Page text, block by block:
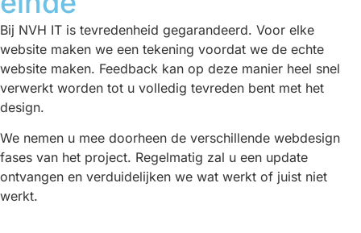
Bij NVH IT is tevredenheid gegarandeerd. Voor elke
website maken we een tekening voordat we de echte
website maken. Feedback kan op deze manier heel snel
verwerkt worden tot u volledig tevreden bent met het
design.
We nemen u mee doorheen de verschillende webdesign
fases van het project. Regelmatig zal u een update
ontvangen en verduidelijken we wat werkt of juist niet
werkt.